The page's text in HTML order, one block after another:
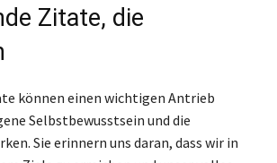
Zitate, die
können einen wichtigen Antrieb
Selbstbewusstsein und die
Sie erinnern uns daran, dass wir in